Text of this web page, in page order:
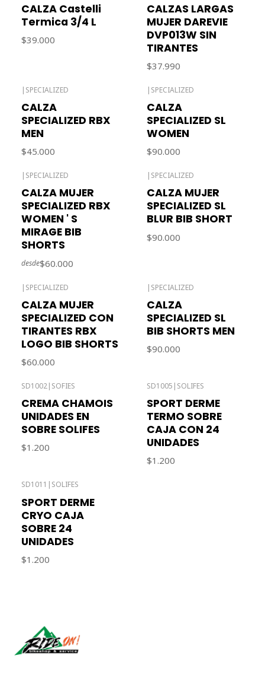
CALZA Castelli
Termica 3/4 L
$39.000
CALZAS LARGAS
MUJER DAREVIE
DVP013W SIN
TIRANTES
$37.990
| SPECIALIZED
CALZA
SPECIALIZED RBX
MEN
$45.000
| SPECIALIZED
CALZA
SPECIALIZED SL
WOMEN
$90.000
| SPECIALIZED
CALZA MUJER
SPECIALIZED RBX
WOMEN ' S
MIRAGE BIB
SHORTS
desde$60.000
| SPECIALIZED
CALZA MUJER
SPECIALIZED SL
BLUR BIB SHORT
$90.000
| SPECIALIZED
CALZA MUJER
SPECIALIZED CON
TIRANTES RBX
LOGO BIB SHORTS
$60.000
| SPECIALIZED
CALZA
SPECIALIZED SL
BIB SHORTS MEN
$90.000
SD1002| SOFIES
CREMA CHAMOIS
UNIDADES EN
SOBRE SOLIFES
$1.200
SD1005 | SOLIFES
SPORT DERME
TERMO SOBRE
CAJA CON 24
UNIDADES
$1.200
SD1011 | SOLIFES
SPORT DERME
CRYO CAJA
SOBRE 24
UNIDADES
$1.200